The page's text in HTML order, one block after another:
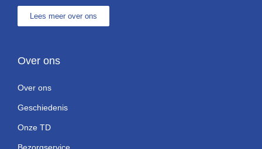
Lees meer over ons
Over ons
Over ons
Geschiedenis
Onze TD
Bezorgservice